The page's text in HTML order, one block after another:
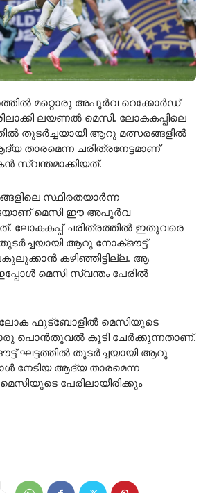
മറ്റൊരു അപൂർവ റെക്കോർഡ്
ലയണൽ മെസി. ലോകകപ്പിലെ
തുടർച്ചയായി ആറു മത്സരങ്ങളിൽ
താരമെന്ന ചരിത്രനേട്ടമാണ്
സ്വന്തമാക്കിയത്.
സ്ഥിരതയാർന്ന
മെസി ഈ അപൂർവ
ലോകകപ്പ് ചരിത്രത്തിൽ ഇതുവരെ
ആറു നോക്ഔട്ട്
കഴിഞ്ഞിട്ടില്ല. ആ
മെസി സ്വന്തം പേരിൽ
ലോക ഫുട്ബോളിൽ മെസിയുടെ
പൊൻതൂവൽ കൂടി ചേർക്കുന്നതാണ്.
ഘട്ടത്തിൽ തുടർച്ചയായി ആറു
നേടിയ ആദ്യ താരമെന്ന
പേരിലായിരിക്കും